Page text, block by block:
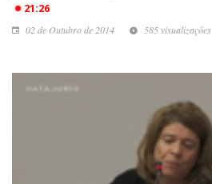
21:26
02 de Outubro de 2014 585 visualizações